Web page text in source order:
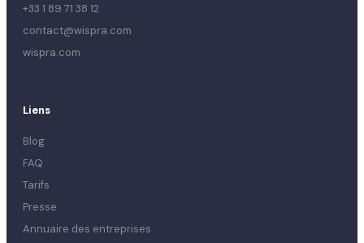
+33 1 89 71 38 12
contact@wispra.com
wispra.com
Liens
Blog
FAQ
Tarifs
Presse
Annuaire des entreprises